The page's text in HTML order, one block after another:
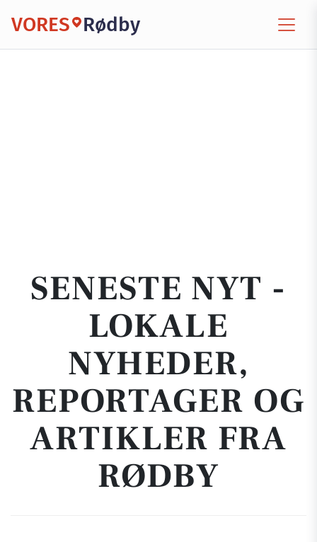
VORES Rødby
SENESTE NYT -
LOKALE
NYHEDER,
REPORTAGER OG
ARTIKLER FRA
RØDBY